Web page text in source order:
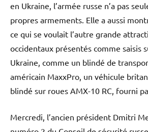
en Ukraine, l’armée russe n’a pas
propres armements. Elle a aussi
ce qui se voulait l’autre grande
occidentaux présentés comme saisis
Ukraine, comme un blindé de
américain MaxxPro, un véhicule
blindé sur roues AMX-10 RC, fourni
Mercredi, l’ancien président Dmitri